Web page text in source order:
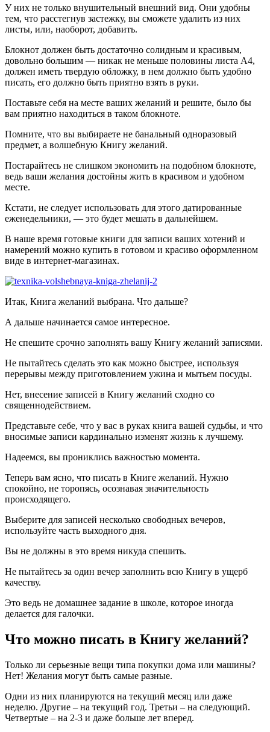
У них не только внушительный внешний вид. Они удобны
тем, что расстегнув застежку, вы сможете удалить из них
листы, или, наоборот, добавить.
Блокнот должен быть достаточно солидным и красивым,
довольно большим — никак не меньше половины листа А4,
должен иметь твердую обложку, в нем должно быть удобно
писать, его должно быть приятно взять в руки.
Поставьте себя на месте ваших желаний и решите, было бы
вам приятно находиться в таком блокноте.
Помните, что вы выбираете не банальный одноразовый
предмет, а волшебную Книгу желаний.
Постарайтесь не слишком экономить на подобном блокноте,
ведь ваши желания достойны жить в красивом и удобном
месте.
Кстати, не следует использовать для этого датированные
еженедельники, — это будет мешать в дальнейшем.
В наше время готовые книги для записи ваших хотений и
намерений можно купить в готовом и красиво оформленном
виде в интернет-магазинах.
Итак, Книга желаний выбрана. Что дальше?
А дальше начинается самое интересное.
Не спешите срочно заполнять вашу Книгу желаний записями.
Не пытайтесь сделать это как можно быстрее, используя
перерывы между приготовлением ужина и мытьем посуды.
Нет, внесение записей в Книгу желаний сходно со
священнодействием.
Представьте себе, что у вас в руках книга вашей судьбы, и что
вносимые записи кардинально изменят жизнь к лучшему.
Надеемся, вы прониклись важностью момента.
Теперь вам ясно, что писать в Книге желаний. Нужно
спокойно, не торопясь, осознавая значительность
происходящего.
Выберите для записей несколько свободных вечеров,
используйте часть выходного дня.
Вы не должны в это время никуда спешить.
Не пытайтесь за один вечер заполнить всю Книгу в ущерб
качеству.
Это ведь не домашнее задание в школе, которое иногда
делается для галочки.
Что можно писать в Книгу желаний?
Только ли серьезные вещи типа покупки дома или машины?
Нет! Желания могут быть самые разные.
Одни из них планируются на текущий месяц или даже
неделю. Другие – на текущий год. Третьи – на следующий.
Четвертые – на 2-3 и даже больше лет вперед.